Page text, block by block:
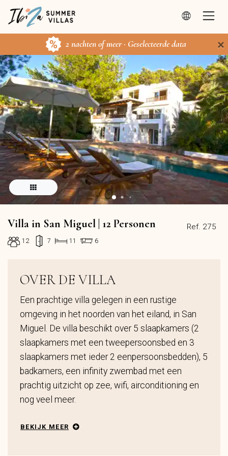
2 nachten of meer · Geselecteerde data ×
Ref. 275
Villa in San Miguel | 12 Personen
12 7 11 6
OVER DE VILLA
Een prachtige villa gelegen in een rustige
omgeving in het noorden van het eiland, in San
Miguel. De villa beschikt over 5 slaapkamers (2
slaapkamers met een tweepersoonsbed en 3
slaapkamers met ieder 2 eenpersoonsbedden), 5
badkamers, een infinity zwembad met een
prachtig uitzicht op zee, wifi, airconditioning en
nog veel meer.
BEKIJK MEER